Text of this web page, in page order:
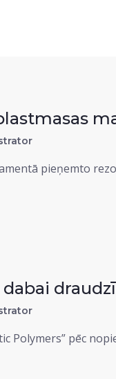
pieņemto
Polymers” pēc